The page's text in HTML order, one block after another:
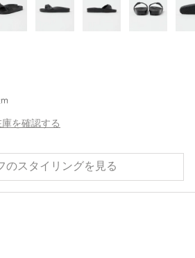
を確認する
のスタイリングを見る